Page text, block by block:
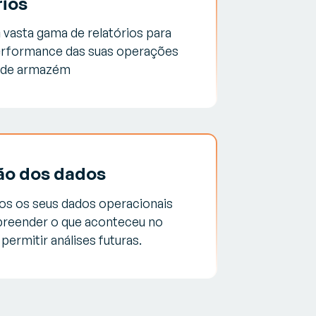
vasta gama de relatórios para
das suas operações
armazém
dos dados
os seus dados operacionais
o que aconteceu no
análises futuras.